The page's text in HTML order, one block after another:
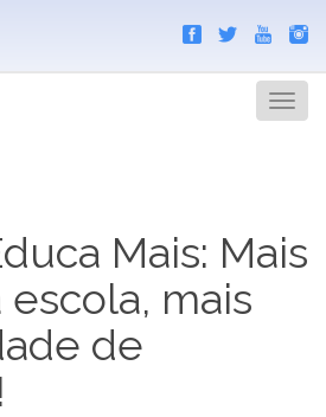
Menu
Mais: Mais
mais
de